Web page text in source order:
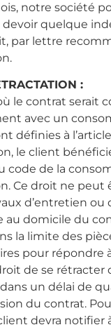
notre société
devoir quelque
par lettre
:
le contrat serait
avec un
définies à l’article
le client
code de la
Ce droit ne peut
d’entretien ou
au domicile du
la limite des
pour répondre
de se rétracter
un délai de
du contrat.
devra notifier